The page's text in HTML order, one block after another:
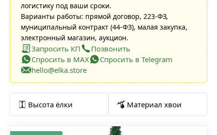
логистику под ваши сроки.
Варианты работы: прямой договор, 223-ФЗ,
муниципальный контракт (44-ФЗ), малая закупка,
электронный магазин, аукцион.
Запросить КП
Позвонить
Спросить в MAX
Спросить в Telegram
hello@elka.store
Высота ёлки Материал хвои